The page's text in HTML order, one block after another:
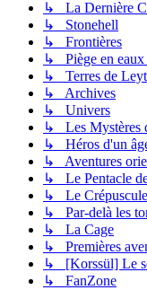
↳ La Dernière
↳ Stonehell
↳ Frontières
↳ Piège en eaux
↳ Terres de
↳ Archives
↳ Univers
↳ Les Mystères
↳ Héros d'un
↳ Aventures
↳ Le Pentacle
↳ Le
↳ Par-delà les
↳ La Cage
↳ Premières
↳ [Korssül] Le
↳ FanZone